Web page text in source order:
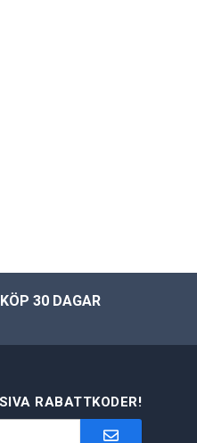
30 DAGAR
RABATTKODER!